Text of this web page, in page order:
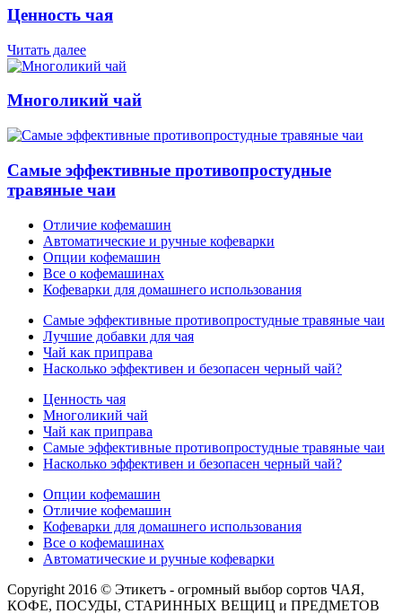
Ценность чая
Читать далее
Многоликий чай
Самые эффективные противопростудные
травяные чаи
Отличие кофемашин
Автоматические и ручные кофеварки
Опции кофемашин
Все о кофемашинах
Кофеварки для домашнего использования
Самые эффективные противопростудные травяные чаи
Лучшие добавки для чая
Чай как приправа
Насколько эффективен и безопасен черный чай?
Ценность чая
Многоликий чай
Чай как приправа
Самые эффективные противопростудные травяные чаи
Насколько эффективен и безопасен черный чай?
Опции кофемашин
Отличие кофемашин
Кофеварки для домашнего использования
Все о кофемашинах
Автоматические и ручные кофеварки
Copyright 2016 © Этикетъ - огромный выбор сортов ЧАЯ,
КОФЕ, ПОСУДЫ, СТАРИННЫХ ВЕЩИЦ и ПРЕДМЕТОВ